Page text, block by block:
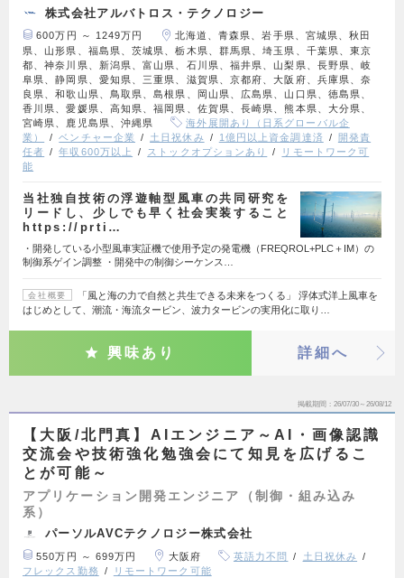
株式会社アルバトロス・テクノロジー
600万円 ～ 1249万円
北海道、青森県、岩手県、宮城県、秋田
県、山形県、福島県、茨城県、栃木県、群馬県、埼玉県、千葉県、東京
都、神奈川県、新潟県、富山県、石川県、福井県、山梨県、長野県、岐
阜県、静岡県、愛知県、三重県、滋賀県、京都府、大阪府、兵庫県、奈
良県、和歌山県、鳥取県、島根県、岡山県、広島県、山口県、徳島県、
香川県、愛媛県、高知県、福岡県、佐賀県、長崎県、熊本県、大分県、
宮崎県、鹿児島県、沖縄県
海外展開あり（日系グローバル企
業）
ベンチャー企業 土日祝休み 1億円以上資金調達済
開発責
任者
年収600万以上 ストックオプションあり
リモートワーク可
能
当社独自技術の浮遊軸型風車の共同研究を
リードし、少しでも早く社会実装すること
https://prti…
・開発している小型風車実証機で使用予定の発電機（FREQROL+PLC＋IM）の
制御系ゲイン調整 ・開発中の制御シーケンス…
会社概要
「風と海の力で自然と共生できる未来をつくる」 浮体式洋上風車を
はじめとして、潮流・海流タービン、波力タービンの実用化に取り…
興味あり 詳細へ
掲載期間 26/07/30～26/08/12
【大阪/北門真】AIエンジニア～AI・画像認識
交流会や技術強化勉強会にて知見を広げるこ
とが可能～
アプリケーション開発エンジニア（制御・組み込み
系）
パーソルAVCテクノロジー株式会社
550万円 ～ 699万円 大阪府 英語力不問
土日祝休み
フレックス勤務
リモートワーク可能